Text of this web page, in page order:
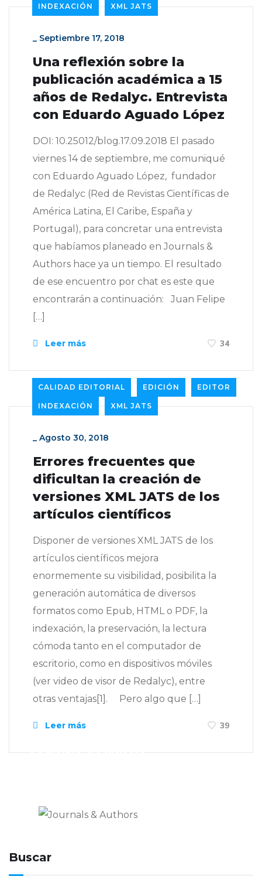
INDEXACIÓN XML JATS
_ Septiembre 17, 2018
Una reflexión sobre la
publicación académica a 15
años de Redalyc. Entrevista
con Eduardo Aguado López
DOI: 10.25012/blog.17.09.2018 El pasado
viernes 14 de septiembre, me comuniqué
con Eduardo Aguado López, fundador
de Redalyc (Red de Revistas Científicas de
América Latina, El Caribe, España y
Portugal), para concretar una entrevista
que habíamos planeado en Journals &
Authors hace ya un tiempo. El resultado
de ese encuentro por chat es este que
encontrarán a continuación: Juan Felipe
[…]
Leer más 34
CALIDAD EDITORIAL EDICIÓN EDITOR
INDEXACIÓN XML JATS
_ Agosto 30, 2018
Errores frecuentes que
dificultan la creación de
versiones XML JATS de los
artículos científicos
Disponer de versiones XML JATS de los
artículos científicos mejora
enormemente su visibilidad, posibilita la
generación automática de diversos
formatos como Epub, HTML o PDF, la
indexación, la preservación, la lectura
cómoda tanto en el computador de
escritorio, como en dispositivos móviles
(ver video de visor de Redalyc), entre
otras ventajas[1]. Pero algo que […]
Leer más 39
Buscar